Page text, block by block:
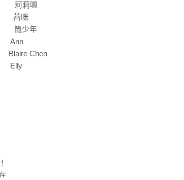
莉莉嗯
蕾咪
簡少年
Ann
Blaire Chen
Elly